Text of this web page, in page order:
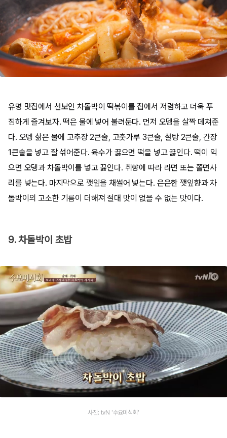
유명 맛집에서 선보인 차돌박이 떡볶이를 집에서 저렴하고 더욱 푸
짐하게 즐겨보자. 떡은 물에 넣어 불려둔다. 먼저 오뎅을 살짝 데쳐준
다. 오뎅 삶은 물에 고추장 2큰술, 고춧가루 3큰술, 설탕 2큰술, 간장
1큰술을 넣고 잘 섞어준다. 육수가 끓으면 떡을 넣고 끓인다. 떡이 익
으면 오뎅과 차돌박이를 넣고 끓인다. 취향에 따라 라면 또는 쫄면사
리를 넣는다. 마지막으로 깻잎을 채썰어 넣는다. 은은한 깻잎향과 차
돌박이의 고소한 기름이 더해져 절대 맛이 없을 수 없는 맛이다.
9. 차돌박이 초밥
사진: tvN '수요미식회'